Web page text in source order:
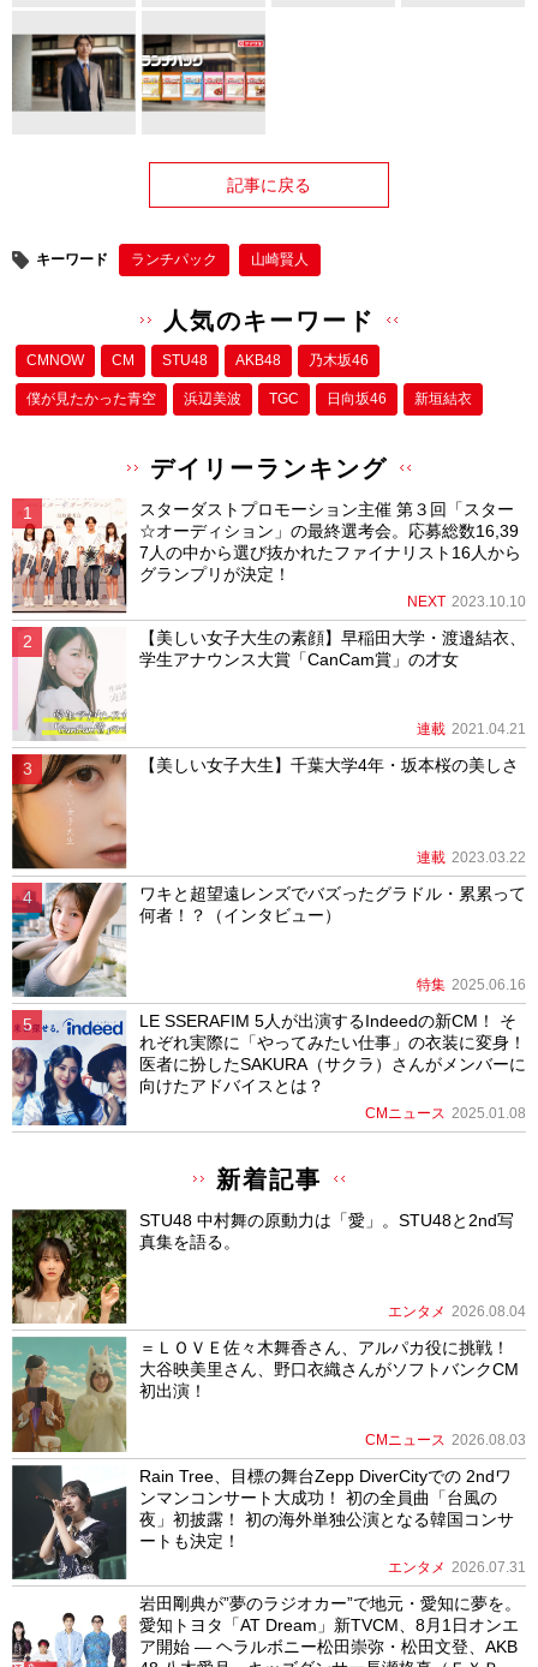
記事に戻る
キーワード ランチパック 山崎賢人
人気のキーワード
CMNOW CM STU48 AKB48 乃木坂46
僕が⾒たかった⻘空 浜辺美波 TGC 日向坂46 新垣結衣
デイリーランキング
スターダストプロモーション主催 第３回「スター
☆オーディション」の最終選考会。応募総数16,39
7人の中から選び抜かれたファイナリスト16人から
グランプリが決定！
NEXT 2023.10.10
【美しい女子大生の素顔】早稲田大学・渡邉結衣、
学生アナウンス大賞「CanCam賞」の才女
連載 2021.04.21
【美しい女子大生】千葉大学4年・坂本桜の美しさ
連載 2023.03.22
ワキと超望遠レンズでバズったグラドル・累累って
何者！？（インタビュー）
特集 2025.06.16
LE SSERAFIM 5人が出演するIndeedの新CM！ そ
れぞれ実際に「やってみたい仕事」の衣装に変身！
医者に扮したSAKURA（サクラ）さんがメンバーに
向けたアドバイスとは？
CMニュース 2025.01.08
新着記事
STU48 中村舞の原動力は「愛」。STU48と2nd写
真集を語る。
エンタメ 2026.08.04
＝ＬＯＶＥ佐々木舞香さん、アルパカ役に挑戦！
大谷映美里さん、野口衣織さんがソフトバンクCM
初出演！
CMニュース 2026.08.03
Rain Tree、目標の舞台Zepp DiverCityでの 2ndワ
ンマンコンサート大成功！ 初の全員曲「台風の
夜」初披露！ 初の海外単独公演となる韓国コンサ
ートも決定！
エンタメ 2026.07.31
岩田剛典が”夢のラジオカー”で地元・愛知に夢を。
愛知トヨタ「AT Dream」新TVCM、8月1日オンエ
ア開始 ― ヘラルボニー松田崇弥・松田文登、AKB